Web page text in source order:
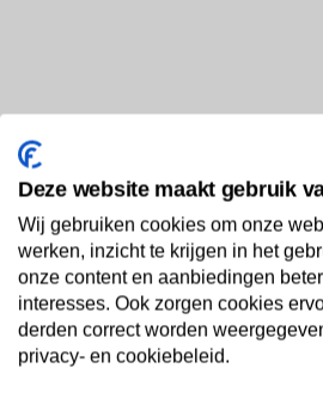
Deze website maakt gebruik
Wij gebruiken cookies om onze
werken, inzicht te krijgen in het
onze content en aanbiedingen
interesses. Ook zorgen cookies
derden correct worden
privacy- en cookiebeleid.